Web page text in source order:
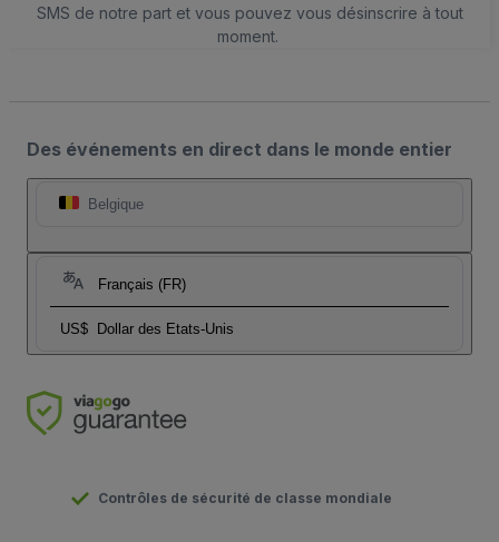
SMS de notre part et vous pouvez vous désinscrire à tout
moment.
Des événements en direct dans le monde entier
Belgique
Français (FR)
US$ Dollar des Etats-Unis
Contrôles de sécurité de classe mondiale